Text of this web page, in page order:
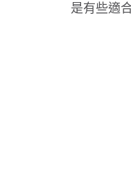
是有些適